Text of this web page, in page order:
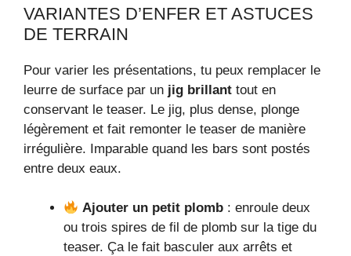
VARIANTES D’ENFER ET ASTUCES
DE TERRAIN
Pour varier les présentations, tu peux remplacer le
leurre de surface par un jig brillant tout en
conservant le teaser. Le jig, plus dense, plonge
légèrement et fait remonter le teaser de manière
irrégulière. Imparable quand les bars sont postés
entre deux eaux.
Ajouter un petit plomb : enroule deux
ou trois spires de fil de plomb sur la tige du
teaser. Ça le fait basculer aux arrêts et